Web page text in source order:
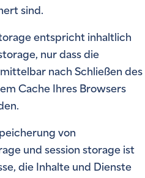
sind.
entspricht inhaltlich
nur dass die
nach Schließen des
Cache Ihres Browsers
von
und session storage ist
die Inhalte und Dienste